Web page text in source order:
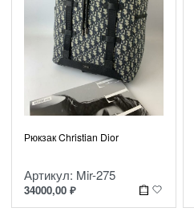
Рюкзак Christian Dior
Артикул: Mir-275
34000,00 ₽